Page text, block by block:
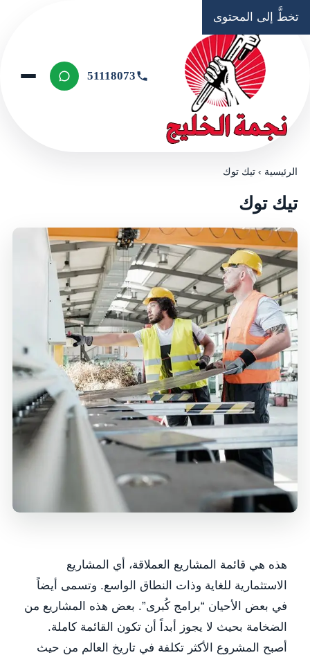
تخطَّ إلى المحتوى
51118073
الرئيسية ›تیك توك
تیك توك
هذه هي قائمة المشاريع العملاقة، أي المشاريع
الاستثمارية للغاية وذات النطاق الواسع. وتسمى أيضاً
في بعض الأحيان “برامج كُبرى”. بعض هذه المشاريع من
الضخامة بحيث لا يجوز أبداً أن تكون القائمة كاملة.
أصبح المشروع الأكثر تكلفة في تاريخ العالم من حيث